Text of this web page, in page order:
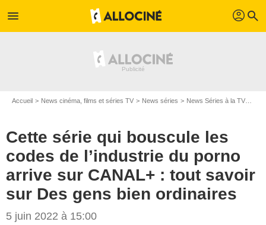
menu profil search
Accueil News cinéma, films et séries TV News séries News Séries à la TV
Cette série qui bouscule les
codes de l’industrie du porno
arrive sur CANAL+ : tout savoir
sur Des gens bien ordinaires
5 juin 2022 à 15:00